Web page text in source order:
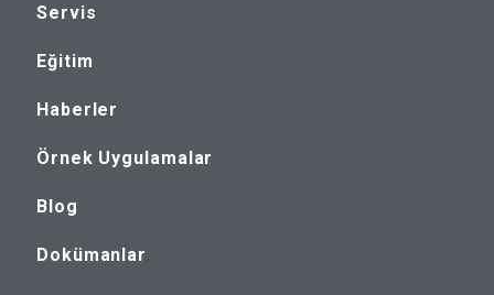
Servis
Eğitim
Haberler
Örnek Uygulamalar
Blog
Dokümanlar